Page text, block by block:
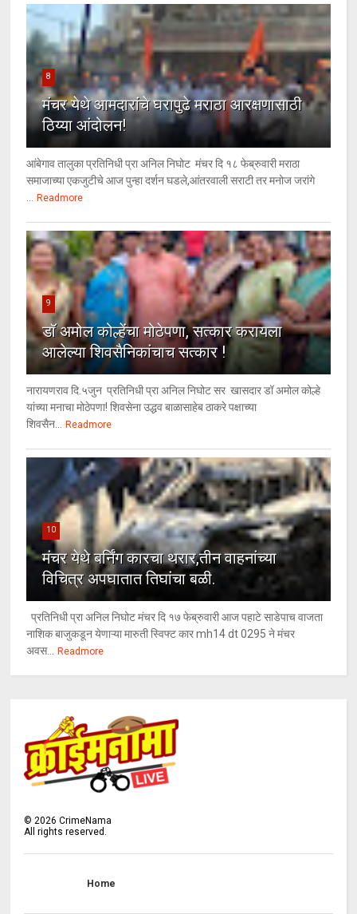
8
मंचर येथे आमदारांचे घरापुढे मराठा आरक्षणासाठी
ठिय्या आंदोलन!
आंबेगाव तालुका प्रतिनिधी प्रा अनिल निघोट मंचर दि १८ फेब्रुवारी मराठा
समाजाच्या एकजुटीचे आज पुन्हा दर्शन घडले,आंतरवाली सराटी तर मनोज जरांगे
... Readmore
9
डॉ अमोल कोल्हेंचा मोठेपणा, सत्कार करायला
आलेल्या शिवसैनिकांचाच सत्कार !
नारायणराव दि.५जुन प्रतिनिधी प्रा अनिल निघोट सर खासदार डॉ अमोल कोल्हे
यांच्या मनाचा मोठेपणा! शिवसेना उद्धव बाळासाहेब ठाकरे पक्षाच्या
शिवसैन... Readmore
10
मंचर येथे बर्निंग कारचा थरार,तीन वाहनांच्या
विचित्र अपघातात तिघांचा बळी.
प्रतिनिधी प्रा अनिल निघोट मंचर दि १७ फेब्रुवारी आज पहाटे साडेपाच वाजता
नाशिक बाजुकडून येणाऱ्या मारुती स्विफ्ट कार mh14 dt 0295 ने मंचर
अवस... Readmore
©2026 CrimeNama
All rights reserved.
Home